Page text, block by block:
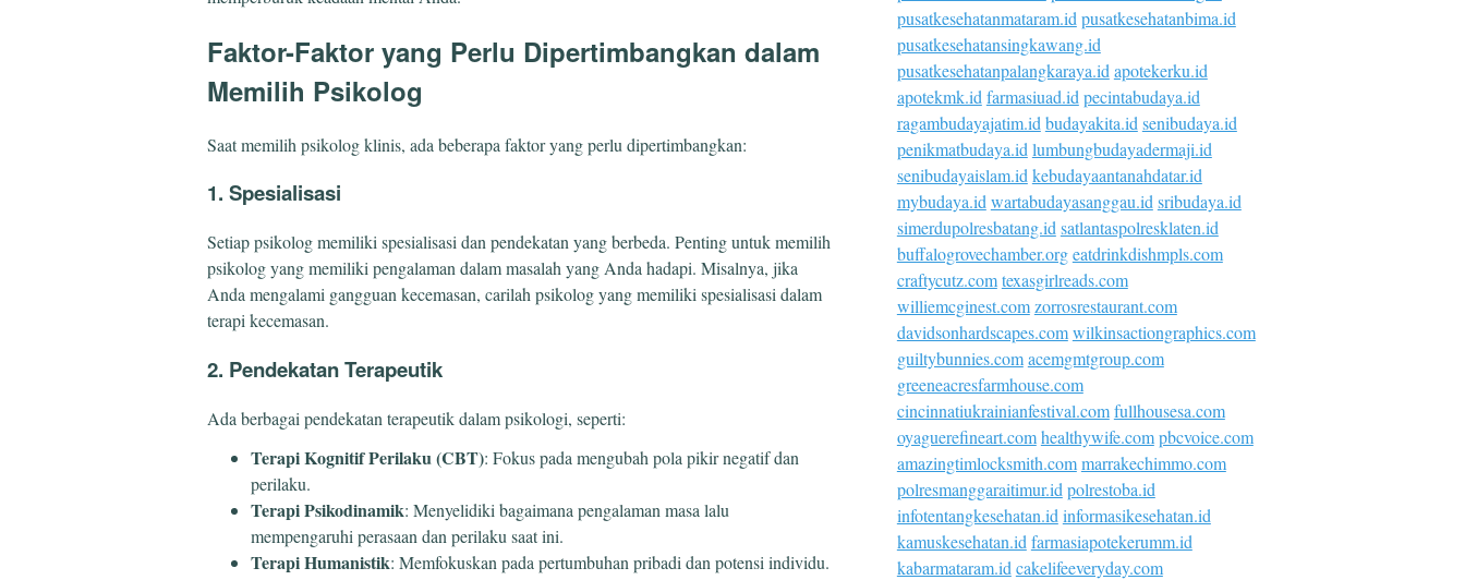
Faktor-Faktor yang Perlu Dipertimbangkan dalam
Memilih Psikolog
Saat memilih psikolog klinis, ada beberapa faktor yang perlu dipertimbangkan:
1. Spesialisasi
Setiap psikolog memiliki spesialisasi dan pendekatan yang berbeda. Penting untuk memilih
psikolog yang memiliki pengalaman dalam masalah yang Anda hadapi. Misalnya, jika
Anda mengalami gangguan kecemasan, carilah psikolog yang memiliki spesialisasi dalam
terapi kecemasan.
2. Pendekatan Terapeutik
Ada berbagai pendekatan terapeutik dalam psikologi, seperti:
Terapi Kognitif Perilaku (CBT): Fokus pada mengubah pola pikir negatif dan
perilaku.
Terapi Psikodinamik: Menyelidiki bagaimana pengalaman masa lalu
mempengaruhi perasaan dan perilaku saat ini.
Terapi Humanistik: Memfokuskan pada pertumbuhan pribadi dan potensi individu.
pusatkesehatanmataram.id pusatkesehatanbima.id
pusatkesehatansingkawang.id
pusatkesehatanpalangkaraya.id apotekerku.id
apotekmk.id farmasiuad.id pecintabudaya.id
ragambudayajatim.id budayakita.id senibudaya.id
penikmatbudaya.id lumbungbudayadermaji.id
senibudayaislam.id kebudayaantanahdatar.id
mybudaya.id wartabudayasanggau.id sribudaya.id
simerdupolresbatang.id satlantaspolresklaten.id
buffalogrovechamber.orgeatdrinkdishmpls.com
craftycutz.comtexasgirlreads.com
williemcginest.comzorrosrestaurant.com
davidsonhardscapes.comwilkinsactiongraphics.com
guiltybunnies.comacemgmtgroup.com
greeneacresfarmhouse.com
cincinnatiukrainianfestival.comfullhousesa.com
oyaguerefineart.comhealthywife.compbcvoice.com
amazingtimlocksmith.commarrakechimmo.com
polresmanggaraitimur.id polrestoba.id
infotentangkesehatan.id informasikesehatan.id
kamuskesehatan.id farmasiapotekerumm.id
kabarmataram.id cakelifeeveryday.com